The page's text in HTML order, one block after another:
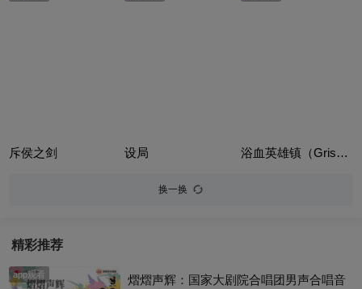
斥侯之剑 设局 浴血英雄镇（Grisse）
换一换
精彩推荐
app观看
熠熠声辉：国家大剧院合唱团男声合唱音